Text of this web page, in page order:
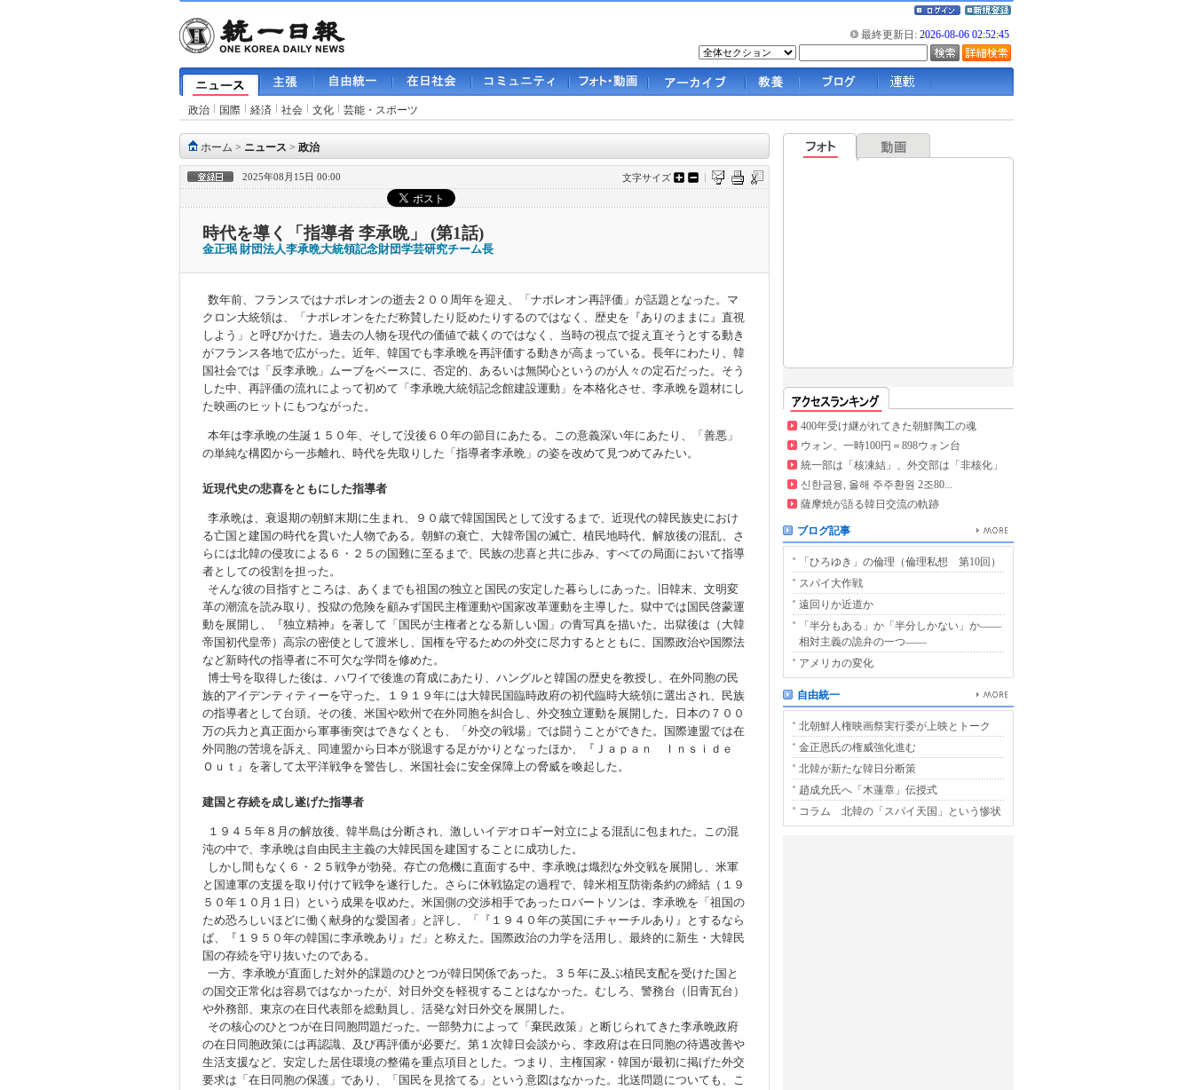
最終更新日: 2026-08-06 02:52:45
政治 国際 経済 社会 文化 芸能・スポーツ
ホーム > ニュース > 政治
2025年08月15日 00:00 文字サイズ
時代を導く「指導者 李承晩」 (第1話)
金正珉 財団法人李承晩大統領記念財団学芸研究チーム長
数年前、フランスではナポレオンの逝去２００周年を迎え、「ナポレオン再評価」が話題となった。マ
クロン大統領は、「ナポレオンをただ称賛したり貶めたりするのではなく、歴史を『ありのままに』直視
しよう」と呼びかけた。過去の人物を現代の価値で裁くのではなく、当時の視点で捉え直そうとする動き
がフランス各地で広がった。近年、韓国でも李承晩を再評価する動きが高まっている。長年にわたり、韓
国社会では「反李承晩」ムーブをベースに、否定的、あるいは無関心というのが人々の定石だった。そう
した中、再評価の流れによって初めて「李承晩大統領記念館建設運動」を本格化させ、李承晩を題材にし
た映画のヒットにもつながった。
本年は李承晩の生誕１５０年、そして没後６０年の節目にあたる。この意義深い年にあたり、「善悪」
の単純な構図から一歩離れ、時代を先取りした「指導者李承晩」の姿を改めて見つめてみたい。
近現代史の悲喜をともにした指導者
李承晩は、衰退期の朝鮮末期に生まれ、９０歳で韓国国民として没するまで、近現代の韓民族史におけ
る亡国と建国の時代を貫いた人物である。朝鮮の衰亡、大韓帝国の滅亡、植民地時代、解放後の混乱、さ
らには北韓の侵攻による６・２５の国難に至るまで、民族の悲喜と共に歩み、すべての局面において指導
者としての役割を担った。
そんな彼の目指すところは、あくまでも祖国の独立と国民の安定した暮らしにあった。旧韓末、文明変
革の潮流を読み取り、投獄の危険を顧みず国民主権運動や国家改革運動を主導した。獄中では国民啓蒙運
動を展開し、『独立精神』を著して「国民が主権者となる新しい国」の青写真を描いた。出獄後は（大韓
帝国初代皇帝）高宗の密使として渡米し、国権を守るための外交に尽力するとともに、国際政治や国際法
など新時代の指導者に不可欠な学問を修めた。
博士号を取得した後は、ハワイで後進の育成にあたり、ハングルと韓国の歴史を教授し、在外同胞の民
族的アイデンティティーを守った。１９１９年には大韓民国臨時政府の初代臨時大統領に選出され、民族
の指導者として台頭。その後、米国や欧州で在外同胞を糾合し、外交独立運動を展開した。日本の７００
万の兵力と真正面から軍事衝突はできなくとも、「外交の戦場」では闘うことができた。国際連盟では在
外同胞の苦境を訴え、同連盟から日本が脱退する足がかりとなったほか、『Ｊａｐａｎ Ｉｎｓｉｄｅ
Ｏｕｔ』を著して太平洋戦争を警告し、米国社会に安全保障上の脅威を喚起した。
建国 と存続を成し遂げた指導者
１９４５年８月の解放後、韓半島は分断され、激しいイデオロギー対立による混乱に包まれた。この混
沌の中で、李承晩は自由民主主義の大韓民国を建国することに成功した。
しかし間もなく６・２５戦争が勃発。存亡の危機に直面する中、李承晩は熾烈な外交戦を展開し、米軍
と国連軍の支援を取り付けて戦争を遂行した。さらに休戦協定の過程で、韓米相互防衛条約の締結（１９
５０年１０月１日）という成果を収めた。米国側の交渉相手であったロバートソンは、李承晩を「祖国の
ため恐ろしいほどに働く献身的な愛国者」と評し、「『１９４０年の英国にチャーチルあり』とするなら
ば、『１９５０年の韓国に李承晩あり』だ」と称えた。国際政治の力学を活用し、最終的に新生・大韓民
国の存続を守り抜いたのである。
一方、李承晩が直面した対外的課題のひとつが韓日関係であった。３５年に及ぶ植民支配を受けた国と
の国交正常化は容易ではなかったが、対日外交を軽視することはなかった。むしろ、警務台（旧青瓦台）
や外務部、東京の在日代表部を総動員し、活発な対日外交を展開した。
その核心のひとつが在日同胞問題だった。一部勢力によって「棄民政策」と断じられてきた李承晩政府
の在日同胞政策には再認識、及び再評価が必要だ。第１次韓日会談から、李政府は在日同胞の待遇改善や
生活支援など、安定した居住環境の整備を重点項目とした。つまり、主権国家・韓国が最初に掲げた外交
要求は「在日同胞の保護」であり、「国民を見捨てる」という意図はなかった。北送問題についても、こ
400年受け継がれてきた朝鮮陶工の魂
ウォン、一時100円＝898ウォン台
統一部は「核凍結」、外交部は「非核化」
신한금융, 올해 주주환원 2조80...
薩摩焼が語る韓日交流の軌跡
ブログ記事
「ひろゆき」の倫理（倫理私想 第10回）
スパイ大作戦
遠回りか近道か
「半分もある」か「半分しかない」か――
相対主義の詭弁の一つ――
アメリカの変化
自由統一
北朝鮮人権映画祭実行委が上映とトーク
金正恩氏の権威強化進む
北韓が新たな韓日分断策
趙成允氏へ「木蓮章」伝授式
コラム 北韓の「スパイ天国」という惨状